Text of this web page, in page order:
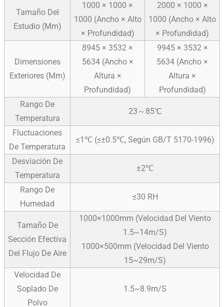
Tamaño Del
Estudio (mm)
1000 × 1000 ×
1000 (ancho × Alto
× Profundidad)
2000 × 1000 ×
1000 (ancho × Alto
× Profundidad)
Dimensiones
Exteriores (mm)
8945 × 3532 ×
5634 (ancho ×
Altura ×
Profundidad)
9945 × 3532 ×
5634 (ancho ×
Altura ×
Profundidad)
Rango De
Temperatura
23～85℃
Fluctuaciones
De Temperatura
≤1℃ (≤±0.5℃, Según GB/T 5170-1996)
Desviación De
Temperatura
±2℃
Rango De
Humedad
≤30 RH
Tamaño De
Sección Efectiva
Del Flujo De Aire
1000×1000mm (velocidad Del Viento
1.5~14m/s)
1000×500mm (velocidad Del Viento
15~29m/s)
Velocidad De
Soplado De
Polvo
1.5~8.9m/s